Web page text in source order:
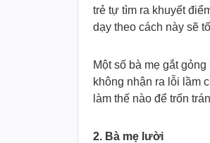
trẻ tự tìm ra khuyết
dạy theo cách này sẽ
Một số bà mẹ gắt
không nhận ra lỗi lầm
làm thế nào để trốn
2. Bà mẹ lười